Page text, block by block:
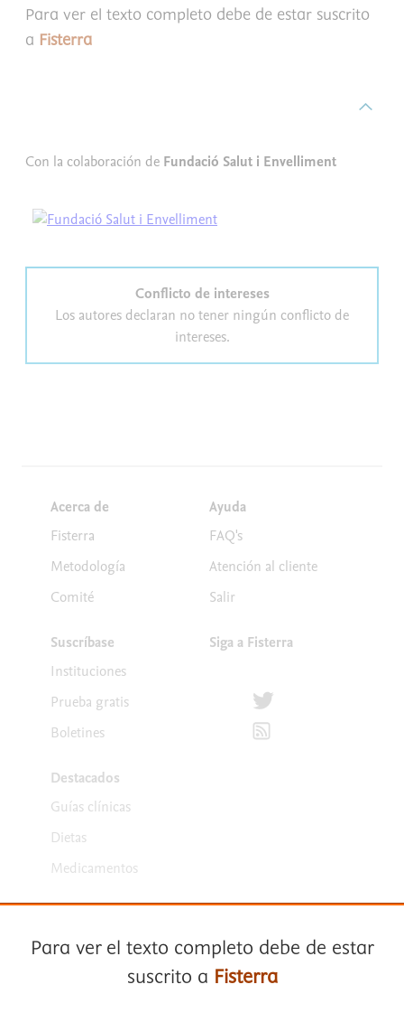
Para ver el texto completo debe de estar suscrito
a Fisterra
Con la colaboración de Fundació Salut i Envelliment
Conflicto de intereses
Los autores declaran no tener ningún conflicto de
intereses.
Acerca de
Fisterra
Metodología
Comité
Suscríbase
Instituciones
Prueba gratis
Boletines
Destacados
Guías clínicas
Dietas
Medicamentos
Ayuda
FAQ's
Atención al cliente
Salir
Siga a Fisterra
Síguenos en Twitter
Suscríbete para recibir
Para ver el texto completo debe de estar
suscrito a Fisterra